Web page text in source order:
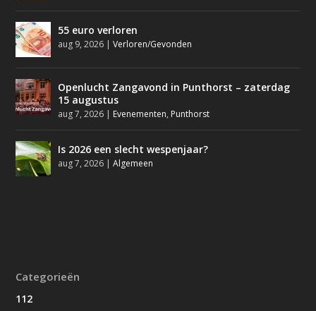
55 euro verloren
aug 9, 2026 |Verloren/Gevonden
Openlucht Zangavond in Punthorst – zaterdag
15 augustus
aug 7, 2026 | Evenementen, Punthorst
Is 2026 een slecht wespenjaar?
aug 7, 2026 |Algemeen
Categorieën
112